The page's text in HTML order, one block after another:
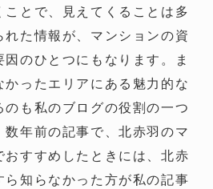
ことで、見えてくることは多
れた情報が、マンションの資
のひとつにもなります。ま
かったエリアにある魅力的な
のも私のブログの役割の一つ
数年前の記事で、北赤羽のマ
おすすめしたときには、北赤
ら知らなかった方が私の記事